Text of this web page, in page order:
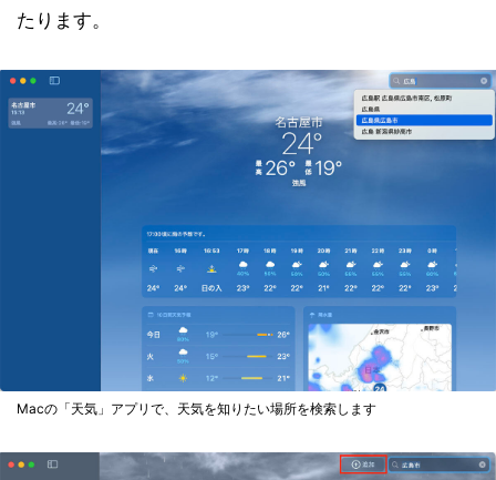
たります。
Macの「天気」アプリで、天気を知りたい場所を検索します